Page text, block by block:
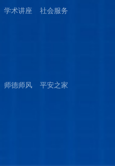
学术讲座 社会服务
师德师风
平安之家